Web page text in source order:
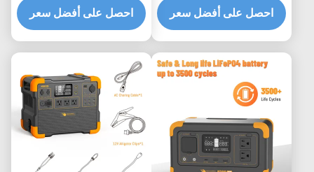
عاكس 2200 واط، وزمن
شحن ساعتين
احصل على أفضل سعر
في الساعة ووحدة تحكم
بالشحن MPPT
احصل على أفضل سعر